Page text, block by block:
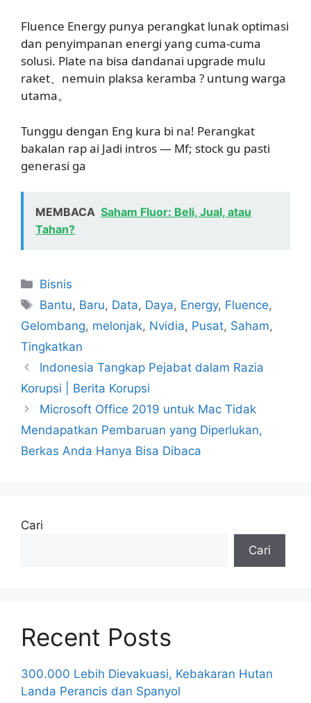
Fluence Energy punya perangkat lunak optimasi
dan penyimpanan energi yang cuma-cuma
solusi. Plate na bisa dandanai upgrade mulu
raket、nemuin plaksa keramba ? untung warga
utama。
Tunggu dengan Eng kura bi na! Perangkat
bakalan rap ai Jadi intros — Mf; stock gu pasti
generasi ga
MEMBACA Saham Fluor: Beli, Jual, atau
Tahan?
Kategori
Bisnis
Tag
Bantu, Baru, Data, Daya, Energy, Fluence,
Gelombang, melonjak, Nvidia, Pusat, Saham,
Tingkatkan
Indonesia Tangkap Pejabat dalam Razia
Korupsi | Berita Korupsi
Microsoft Office 2019 untuk Mac Tidak
Mendapatkan Pembaruan yang Diperlukan,
Berkas Anda Hanya Bisa Dibaca
Cari
Cari
Recent Posts
300.000 Lebih Dievakuasi, Kebakaran Hutan
Landa Perancis dan Spanyol